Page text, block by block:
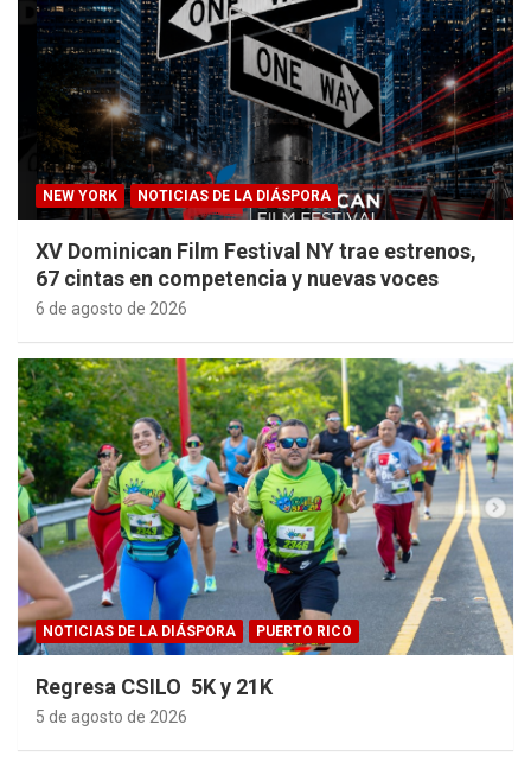
NEW YORK NOTICIAS DE LA DIÁSPORA
XV Dominican Film Festival NY trae estrenos,
67 cintas en competencia y nuevas voces
6 de agosto de 2026
NOTICIAS DE LA DIÁSPORA PUERTO RICO
Regresa CSILO 5K y 21K
5 de agosto de 2026